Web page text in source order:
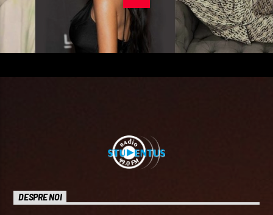
DESPRE NOI